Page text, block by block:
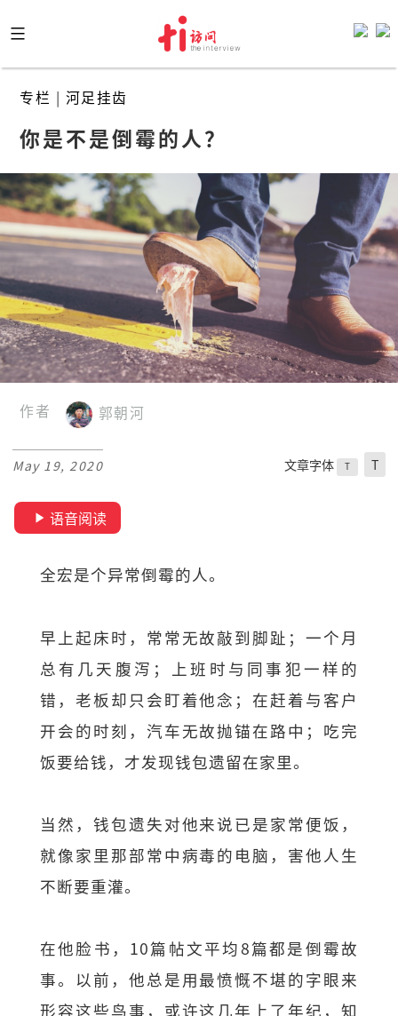
to
content
专栏 | 河足挂齿
你是不是倒霉的人？
作者 郭朝河
May 19, 2020 文章字体 T T
语音阅读
全宏是个异常倒霉的人。
早上起床时，常常无故敲到脚趾；一个月
总有几天腹泻；上班时与同事犯一样的
错，老板却只会盯着他念；在赶着与客户
开会的时刻，汽车无故抛锚在路中；吃完
饭要给钱，才发现钱包遗留在家里。
当然，钱包遗失对他来说已是家常便饭，
就像家里那部常中病毒的电脑，害他人生
不断要重灌。
在他脸书，10篇帖文平均8篇都是倒霉故
事。以前，他总是用最愤慨不堪的字眼来
形容这些鸟事，或许这几年上了年纪，知